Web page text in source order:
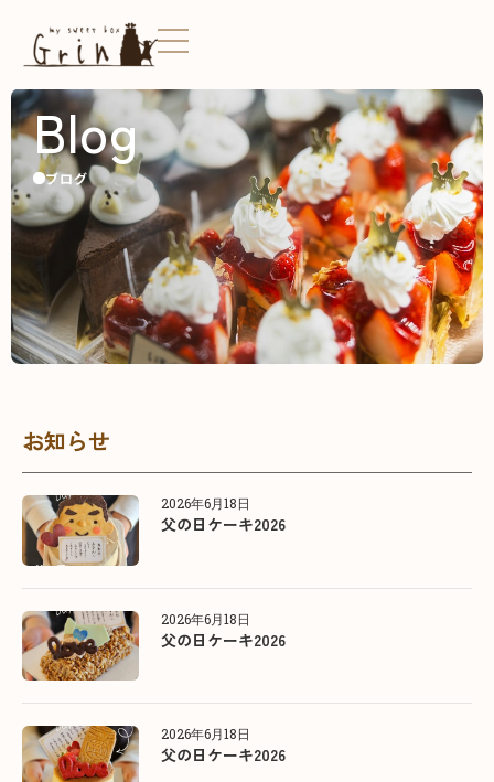
Blog
ブログ
お知らせ
2026年6月18日
父の日ケーキ2026
2026年6月18日
父の日ケーキ2026
2026年6月18日
父の日ケーキ2026